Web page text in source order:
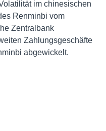
im chinesischen
Renminbi vom
Zentralbank
Zahlungsgeschäfte
abgewickelt.